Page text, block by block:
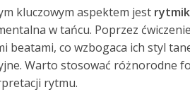
kluczowym aspektem jest
w tańcu. Poprzez
beatami, co wzbogaca ich styl
Warto stosować różnorodne
rytmu.